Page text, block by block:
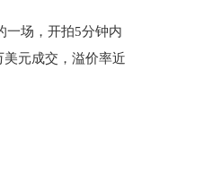
一场，开拍5分钟内
美元成交，溢价率近